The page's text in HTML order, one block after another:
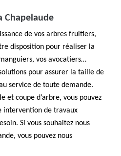
Chapelaude
de vos arbres fruitiers,
disposition pour réaliser la
vos avocatiers…
pour assurer la taille de
service de toute demande.
et coupe d’arbre, vous pouvez
intervention de travaux
Si vous souhaitez nous
vous pouvez nous